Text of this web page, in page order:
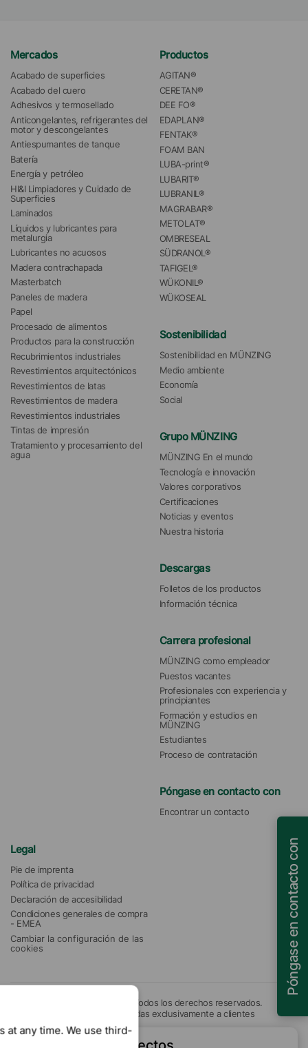
Mercados
Acabado de superficies
Acabado del cuero
Adhesivos y termosellado
Anticongelantes, refrigerantes del
motor y descongelantes
Antiespumantes de tanque
Batería
Energía y petróleo
HI&I Limpiadores y Cuidado de
Superficies
Laminados
Líquidos y lubricantes para
metalurgia
Lubricantes no acuosos
Madera contrachapada
Masterbatch
Paneles de madera
Papel
Procesado de alimentos
Productos para la construcción
Recubrimientos industriales
Revestimientos arquitectónicos
Revestimientos de latas
Revestimientos de madera
Revestimientos industriales
Tintas de impresión
Tratamiento y procesamiento del
agua
Productos
AGITAN®
CERETAN®
DEE FO®
EDAPLAN®
FENTAK®
FOAM BAN
LUBA-print®
LUBARIT®
LUBRANIL®
MAGRABAR®
METOLAT®
OMBRESEAL
SÜDRANOL®
TAFIGEL®
WÜKONIL®
WÜKOSEAL
Sostenibilidad
Sostenibilidad en MÜNZING
Medio ambiente
Economía
Social
Grupo MÜNZING
MÜNZING En el mundo
Tecnología e innovación
Valores corporativos
Certificaciones
Noticias y eventos
Nuestra historia
Descargas
Folletos de los productos
Información técnica
Carrera profesional
MÜNZING como empleador
Puestos vacantes
Profesionales con experiencia y
principiantes
Formación y estudios en
MÜNZING
Estudiantes
Proceso de contratación
Póngase en contacto con
Encontrar un contacto
Legal
Pie de imprenta
Política de privacidad
Declaración de accesibilidad
Condiciones generales de compra
- EMEA
Cambiar la configuración de las
cookies
© 2026 Münzing Corporation. Todos los derechos reservados.
Nuestras ofertas están destinadas exclusivamente a clientes
empresariales.
Póngase en contacto con
at any time. We use third-